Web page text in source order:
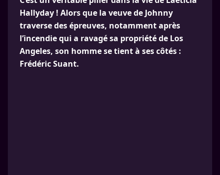
Hallyday ! Alors que la veuve de Johnny
traverse des épreuves, notamment après
l’incendie qui a ravagé sa propriété de Los
Angeles, son homme se tient à ses côtés :
Frédéric Suant.